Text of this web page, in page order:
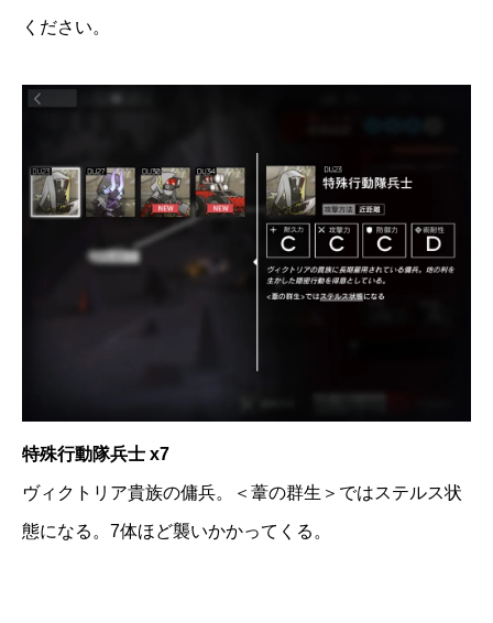
ください。
特殊行動隊兵士 x7
ヴィクトリア貴族の傭兵。＜葦の群生＞ではステルス状
態になる。7体ほど襲いかかってくる。